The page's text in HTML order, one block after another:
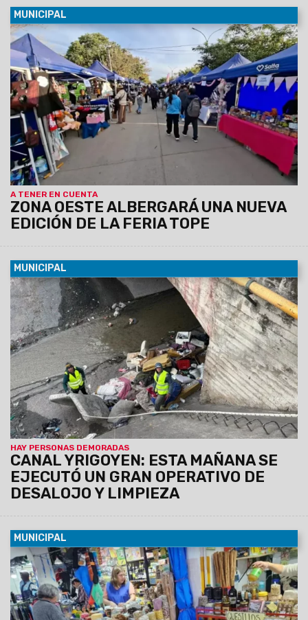
MUNICIPAL
A TENER EN CUENTA
ZONA OESTE ALBERGARÁ UNA NUEVA
EDICIÓN DE LA FERIA TOPE
07/08/2026
La actividad se llevará a cabo el sábado 8 de
agosto, de 12 a 19 horas, en barrio Grand Bourg. Se espera
una gran convocatoría, ya que habrá 110 emprendedores y el
precio máximo permitido por producto o combo será de
$20.000.
MUNICIPAL
HAY PERSONAS DEMORADAS
CANAL YRIGOYEN: ESTA MAÑANA SE
EJECUTÓ UN GRAN OPERATIVO DE
DESALOJO Y LIMPIEZA
06/08/2026 Se busca evitar la obstrucción de canales,
microbasurales, focos infecciosos, inseguridad y riesgo de
incendios.Personal de Espacios Públicos de la
Municipalidad junto a la Policía intervino y demoró a 17
personas que habitaban el lugar. Las tareas se
llevaron a cabo a lo largo de todo el canal pluvial.
MUNICIPAL
06/08/2026 En este espacio, los vecinos pueden
encontrar alimentos frescos, frutas y verduras, pollo,
pescado, cabrito, lechón y carne vacuna, también todo tipo
de harinas, especias, legumbres, regionales, artículos de
limpieza y servicio técnico para celulares, entre otros.